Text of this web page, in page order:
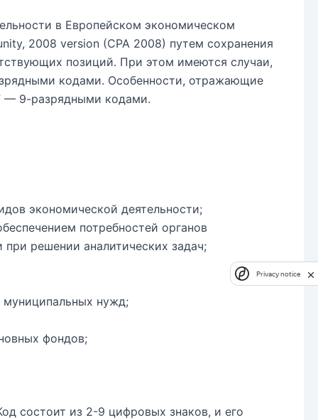
в Европейском экономическом
2008 version (CPA 2008) путем сохранения
позиций. При этом имеются случаи,
кодами. Особенности, отражающие
— 9-разрядными кодами.
экономической деятельности;
потребностей органов
решении аналитических задач;
муниципальных нужд;
фондов;
состоит из 2-9 цифровых знаков, и его
Privacy notice